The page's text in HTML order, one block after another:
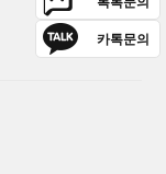
카톡문의